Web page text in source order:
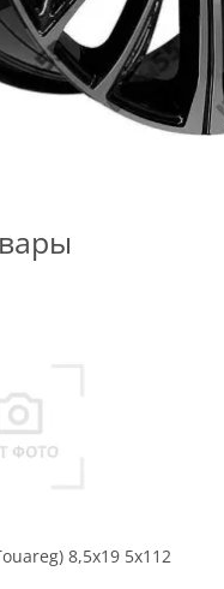
8,5x19 5x112